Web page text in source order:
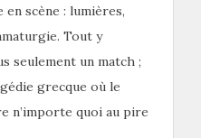
scène : lumières,
Tout y
seulement un match ;
grecque où le
n’importe quoi au pire